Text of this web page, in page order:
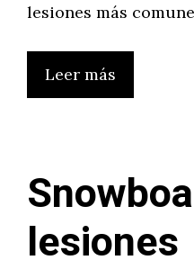
lesiones más
Leer más
lesiones